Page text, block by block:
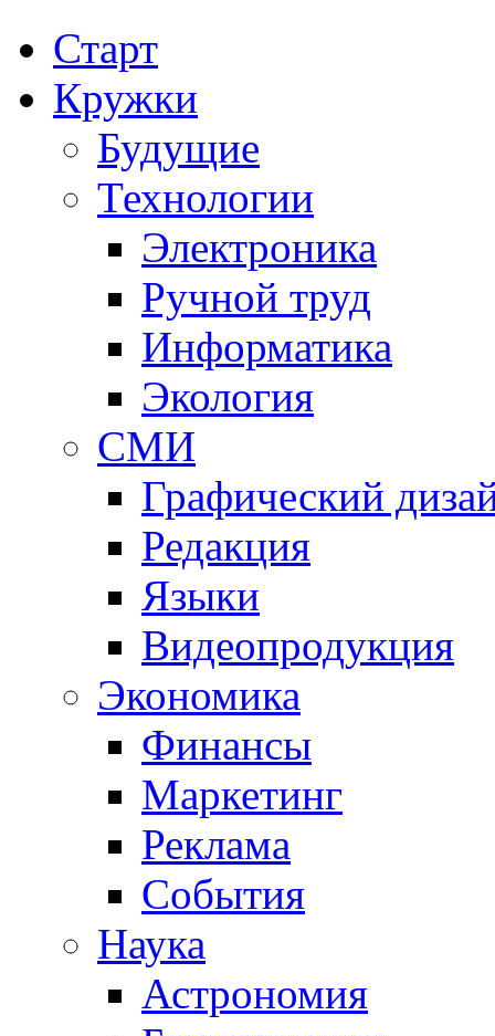
Старт
Кружки
Будущие
Технологии
Электроника
Ручной труд
Информатика
Экология
СМИ
Графический
Редакция
Языки
Видеопродукция
Экономика
Финансы
Маркетинг
Реклама
События
Наука
Астрономия